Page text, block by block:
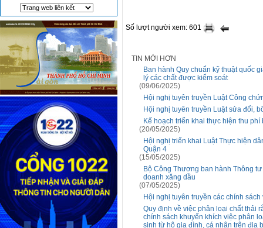
Số lượt người xem: 601
TIN MỚI HƠN
Ban hành Quy chuẩn kỹ thuật quốc
lý các chất được kiểm soát
(09/06/2025)
Hội nghị tuyên truyền Luật Công
Hội nghị tuyên truyền Luật sửa đổi,
Kế hoạch triển khai thực hiện thu
(20/05/2025)
Hội nghị triển khai Luật Thực hiện
Quận 4
(15/05/2025)
Bộ Công Thương ban hành Thông
doanh xăng dầu
(07/05/2025)
Hội nghị tuyên truyền các chính
Quy định về việc phân loại chất thải
chính sách khuyến khích việc phân
sinh từ hộ gia đình, cá nhân trên địa